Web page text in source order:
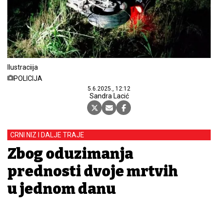
Ilustraciija
POLICIJA
5.6.2025., 12:12
Sandra Lacić
CRNI NIZ I DALJE TRAJE
Zbog oduzimanja
prednosti dvoje mrtvih
u jednom danu